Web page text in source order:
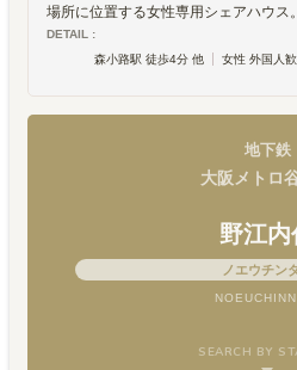
場所に位置する女性専用シェアハウス
DETAIL :
森小路駅 徒歩4分 他
女性 外国人
地下鉄
大阪メトロ
野江内
ノエウチン
SEARCH BY